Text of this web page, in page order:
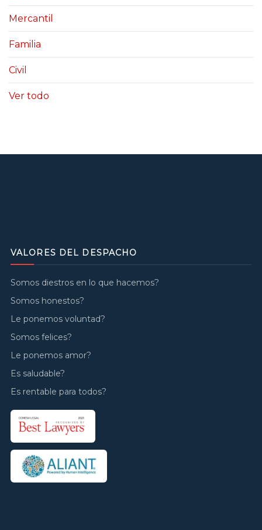
Mercantil
Familia
Civil
Ver todo
VALORES DEL DESPACHO
Somos diestros en lo que hacemos?
Somos honestos?
Le ponemos voluntad?
Somos felices?
Le ponemos amor?
Es saludable?
Es rentable para todos?